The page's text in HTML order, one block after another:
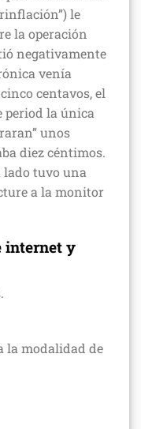
le
la operación
negativamente
venía
centavos, el
period la única
unos
diez céntimos.
lado tuvo una
a la monitor
internet y
la modalidad de